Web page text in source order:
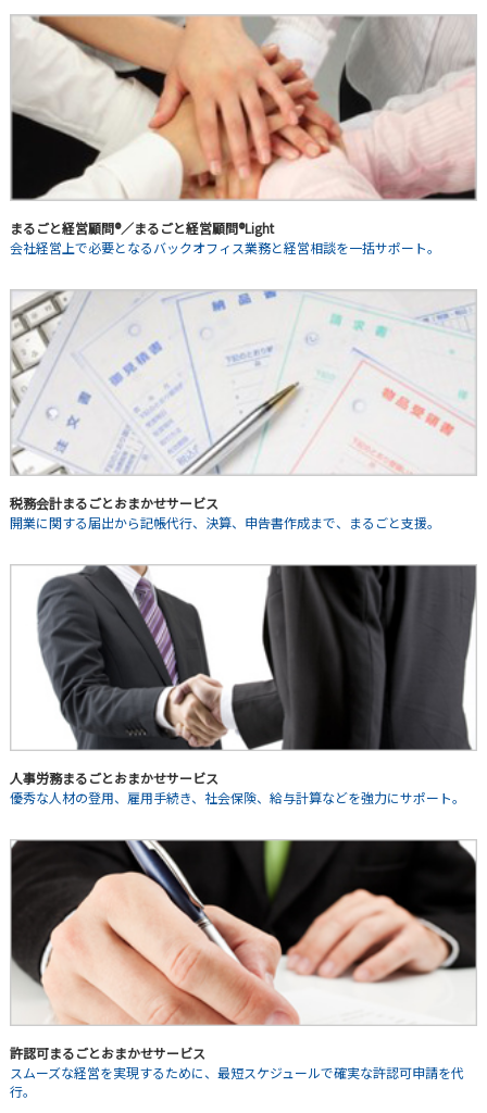
まるごと経営顧問®／まるごと経営顧問®Light
会社経営上で必要となるバックオフィス業務と経営相談を一括サポート。
税務会計まるごとおまかせサービス
開業に関する届出から記帳代行、決算、申告書作成まで、まるごと支援。
人事労務まるごとおまかせサービス
優秀な人材の登用、雇用手続き、社会保険、給与計算などを強力にサポート。
許認可まるごとおまかせサービス
スムーズな経営を実現するために、最短スケジュールで確実な許認可申請を代
行。